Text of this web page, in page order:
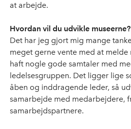
at arbejde.
Hvordan vil du udvikle museerne?
Det har jeg gjort mig mange
meget gerne vente med at
haft nogle gode samtaler med
ledelsesgruppen. Det ligger lige
åben og inddragende leder, så
samarbejde med medarbejdere,
samarbejdspartnere.